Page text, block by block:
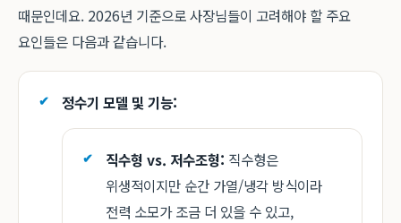
때문인데요. 2026년 기준으로 사장님들이 고려해야 할 주요
요인들은 다음과 같습니다.
정수기 모델 및 기능:
직수형 vs. 저수조형: 직수형은
위생적이지만 순간 가열/냉각 방식이라
전력 소모가 조금 더 있을 수 있고,